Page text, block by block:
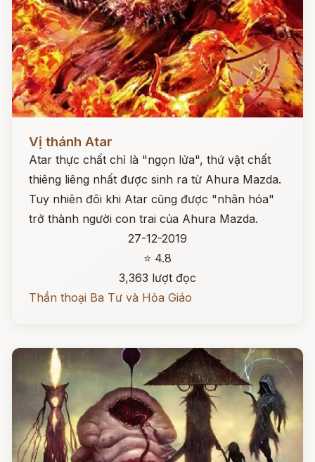
Vị thánh Atar
Atar thực chất chỉ là "ngọn lửa", thứ vật chất
thiêng liêng nhất được sinh ra từ Ahura Mazda.
Tuy nhiên đôi khi Atar cũng được "nhân hóa"
trở thành người con trai của Ahura Mazda.
27-12-2019
⭐ 4.8
3,363 lượt đọc
Thần thoại Ba Tư và Hỏa Giáo